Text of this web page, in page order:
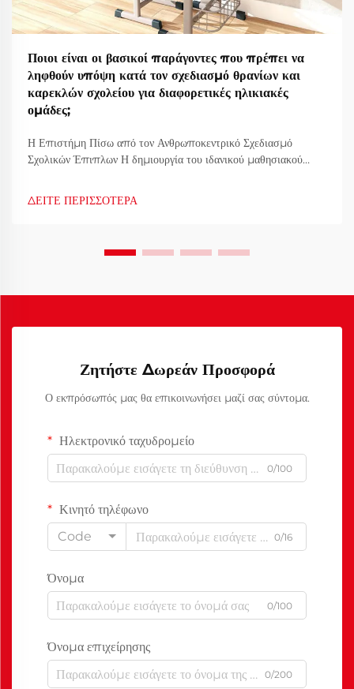
Ποιοι είναι οι βασικοί παράγοντες που πρέπει να
ληφθούν υπόψη κατά τον σχεδιασμό θρανίων και
καρεκλών σχολείου για διαφορετικές ηλικιακές
ομάδες;
Η Επιστήμη Πίσω από τον Ανθρωποκεντρικό Σχεδιασμό
Σχολικών Έπιπλων Η δημιουργία του ιδανικού μαθησιακού
καθημερινά παίζουν σημαντικό ρόλο στην άνεσή τους, στη
ΔΕΙΤΕ ΠΕΡΙΣΣΟΤΕΡΑ
Ζητήστε Δωρεάν Προσφορά
Ο εκπρόσωπός μας θα επικοινωνήσει μαζί σας σύντομα.
Ηλεκτρονικό ταχυδρομείο
0/100
Κινητό τηλέφωνο
Code
0/16
Όνομα
0/100
Όνομα επιχείρησης
0/200